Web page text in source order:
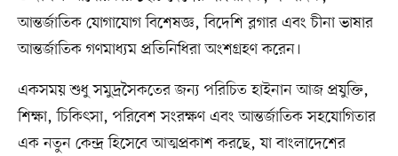
আন্তর্জাতিক যোগাযোগ বিশেষজ্ঞ, বিদেশি ব্লগার এবং চীনা ভাষার
আন্তর্জাতিক গণমাধ্যম প্রতিনিধিরা অংশগ্রহণ করেন।
একসময় শুধু সমুদ্রসৈকতের জন্য পরিচিত হাইনান আজ প্রযুক্তি,
শিক্ষা, চিকিৎসা, পরিবেশ সংরক্ষণ এবং আন্তর্জাতিক সহযোগিতার
এক নতুন কেন্দ্র হিসেবে আত্মপ্রকাশ করছে, যা বাংলাদেশের